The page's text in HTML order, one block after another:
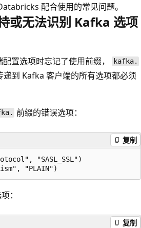
配合使用的常见问题。
或无法识别 Kafka 选项
置选项时忘记了使用前缀， kafka.
递到 Kafka 客户端的所有选项都必须
前缀的错误选项：
复制
"SASL_SSL")
：
复制